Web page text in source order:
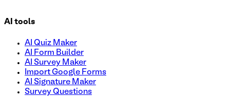
AI tools
AI Quiz Maker
AI Form Builder
AI Survey Maker
Import Google Forms
AI Signature Maker
Survey Questions